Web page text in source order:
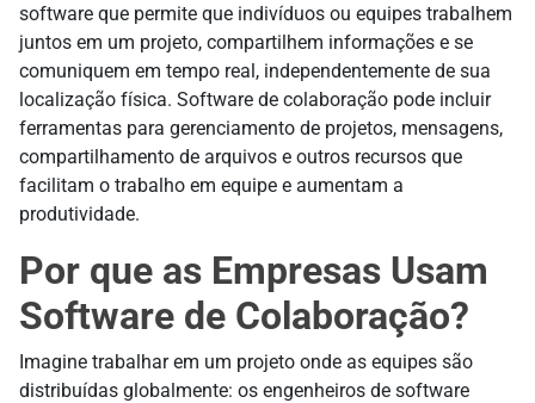
software que permite que indivíduos ou equipes trabalhem
juntos em um projeto, compartilhem informações e se
comuniquem em tempo real, independentemente de sua
localização física. Software de colaboração pode incluir
ferramentas para gerenciamento de projetos, mensagens,
compartilhamento de arquivos e outros recursos que
facilitam o trabalho em equipe e aumentam a
produtividade.
Por que as Empresas Usam
Software de Colaboração?
Imagine trabalhar em um projeto onde as equipes são
distribuídas globalmente: os engenheiros de software